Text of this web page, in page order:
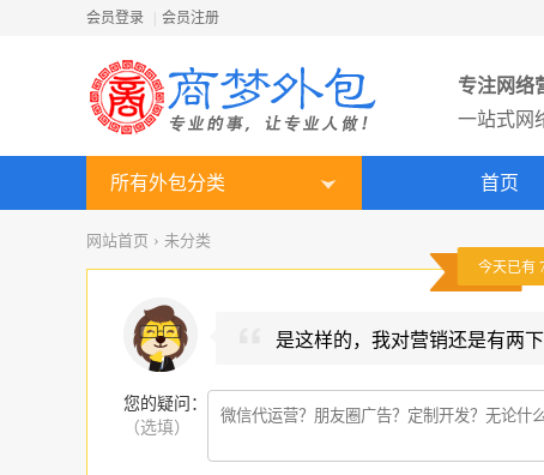
会员登录 会员注册
专注网络
一站式网
所有外包分类 首页
网站首页 › 未分类
今天已有
是这样的，我对营销还是有两
您的疑问
（选填）
：